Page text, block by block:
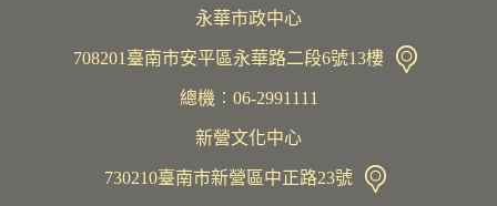
永華市政中心
708201臺南市安平區永華路二段6號13樓
總機︰06-2991111
新營文化中心
730210臺南市新營區中正路23號